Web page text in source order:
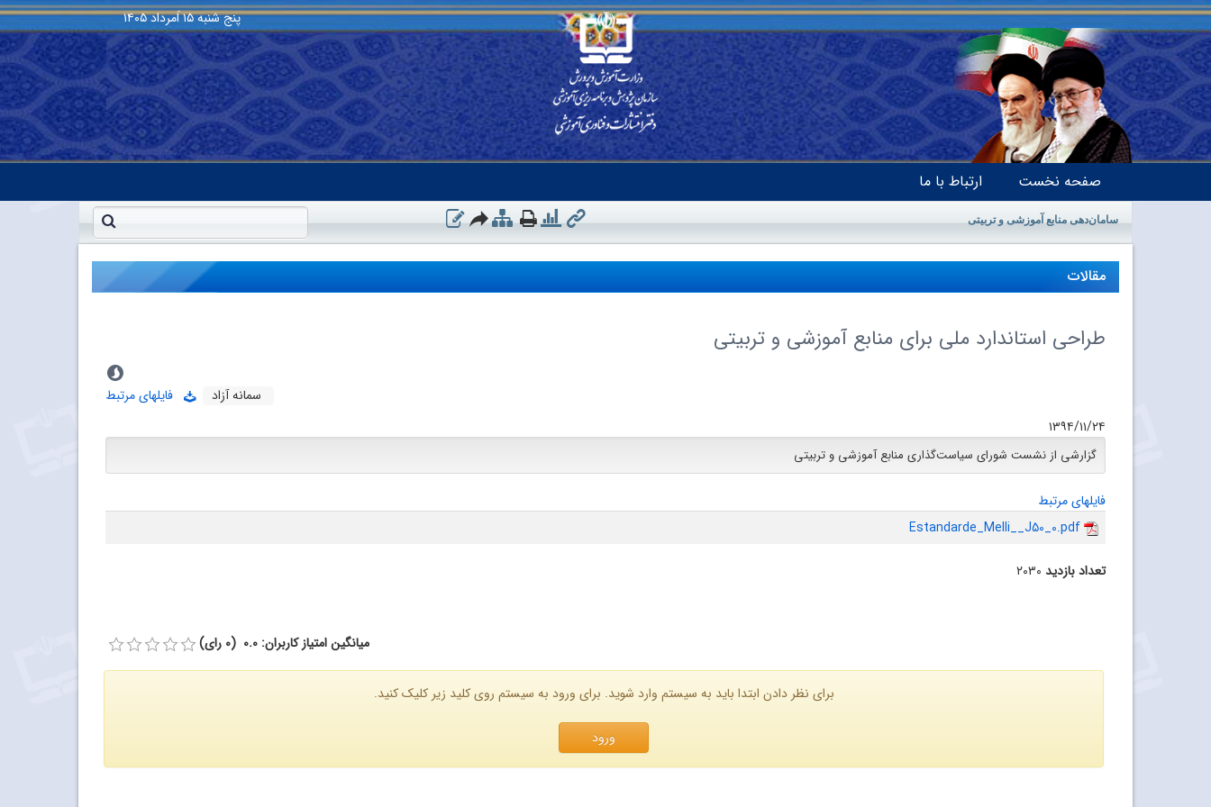
پنج شنبه۱۵ اَمرداد ۱۴۰۵
صفحه نخست ارتباط با ما
سامان‌دهی منابع آموزشی و تربیتی
مقالات
طراحی استاندارد ملی برای منابع آموزشی و تربیتی
سمانه آزاد
فایلهای مرتبط
۱۳۹۴/۱۱/۲۴
گزارشی از نشست شورای سیاست‌گذاری منابع آموزشی و تربیتی
فایلهای مرتبط
Estandarde_Melli__J50_0.pdf
تعداد بازدید ۲۰۳۰
میانگین امتیاز کاربران: 0.0 (0 رای)
برای نظر دادن ابتدا باید به سیستم وارد شوید. برای ورود به سیستم روی کلید زیر کلیک کنید.
ورود